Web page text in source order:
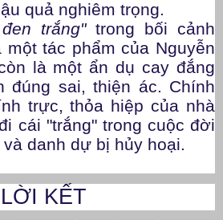
quả nghiêm trọng.
trắng"trong bối cảnh
tác phẩm của Nguyễn
là một ẩn dụ cay đắng
đúng sai, thiện ác. Chính
trực, thỏa hiệp của nhà
cái "trắng" trong cuộc đời
danh dự bị hủy hoại.
LỜI KẾT